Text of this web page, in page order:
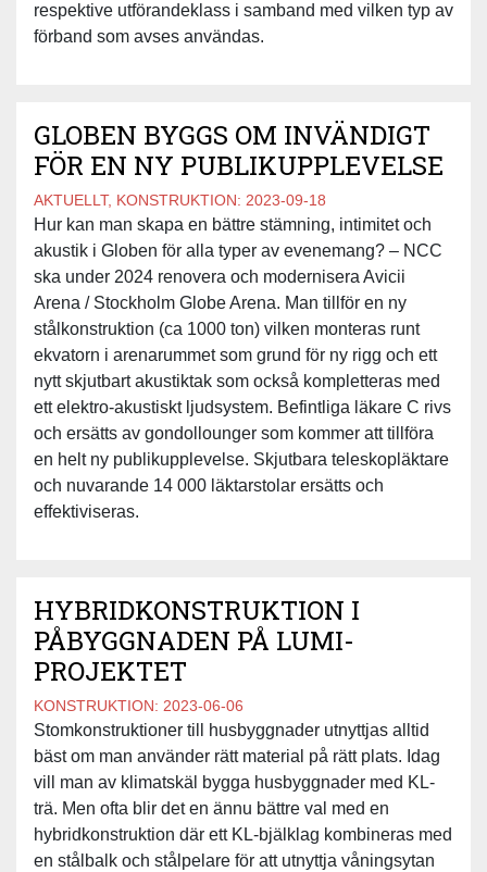
respektive utförandeklass i samband med vilken typ av
förband som avses användas.
GLOBEN BYGGS OM INVÄNDIGT
FÖR EN NY PUBLIKUPPLEVELSE
AKTUELLT, KONSTRUKTION: 2023-09-18
Hur kan man skapa en bättre stämning, intimitet och
akustik i Globen för alla typer av evenemang? – NCC
ska under 2024 renovera och modernisera Avicii
Arena / Stockholm Globe Arena. Man tillför en ny
stålkonstruktion (ca 1000 ton) vilken monteras runt
ekvatorn i arenarummet som grund för ny rigg och ett
nytt skjutbart akustiktak som också kompletteras med
ett elektro-akustiskt ljudsystem. Befintliga läkare C rivs
och ersätts av gondollounger som kommer att tillföra
en helt ny publikupplevelse. Skjutbara teleskopläktare
och nuvarande 14 000 läktarstolar ersätts och
effektiviseras.
HYBRIDKONSTRUKTION I
PÅBYGGNADEN PÅ LUMI-
PROJEKTET
KONSTRUKTION: 2023-06-06
Stomkonstruktioner till husbyggnader utnyttjas alltid
bäst om man använder rätt material på rätt plats. Idag
vill man av klimatskäl bygga husbyggnader med KL-
trä. Men ofta blir det en ännu bättre val med en
hybridkonstruktion där ett KL-bjälklag kombineras med
en stålbalk och stålpelare för att utnyttja våningsytan